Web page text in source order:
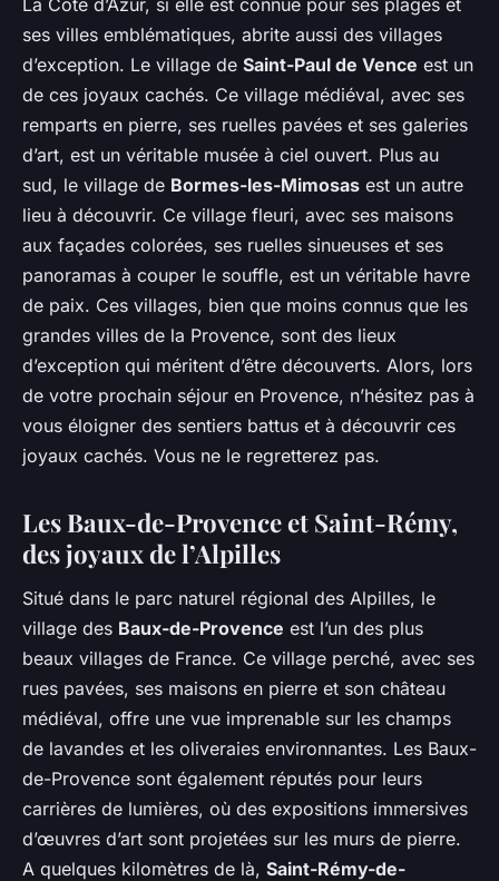
ses villes emblématiques, abrite aussi des villages
d’exception. Le village de Saint-Paul de Vence est un
de ces joyaux cachés. Ce village médiéval, avec ses
remparts en pierre, ses ruelles pavées et ses galeries
d’art, est un véritable musée à ciel ouvert. Plus au
sud, le village de Bormes-les-Mimosas est un autre
lieu à découvrir. Ce village fleuri, avec ses maisons
aux façades colorées, ses ruelles sinueuses et ses
panoramas à couper le souffle, est un véritable havre
de paix. Ces villages, bien que moins connus que les
grandes villes de la Provence, sont des lieux
d’exception qui méritent d’être découverts. Alors, lors
de votre prochain séjour en Provence, n’hésitez pas à
vous éloigner des sentiers battus et à découvrir ces
joyaux cachés. Vous ne le regretterez pas.
Les Baux-de-Provence et Saint-Rémy,
des joyaux de l’Alpilles
Situé dans le parc naturel régional des Alpilles, le
village des Baux-de-Provence est l’un des plus
beaux villages de France. Ce village perché, avec ses
rues pavées, ses maisons en pierre et son château
médiéval, offre une vue imprenable sur les champs
de lavandes et les oliveraies environnantes. Les Baux-
de-Provence sont également réputés pour leurs
carrières de lumières, où des expositions immersives
d’œuvres d’art sont projetées sur les murs de pierre.
A quelques kilomètres de là, Saint-Rémy-de-